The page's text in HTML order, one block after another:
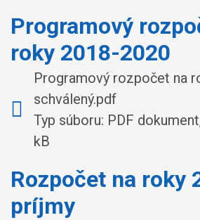
Programový
roky 2018-2020
Programový rozpočet na
schválený.pdf
Typ súboru: PDF
kB
Rozpočet na roky
príjmy